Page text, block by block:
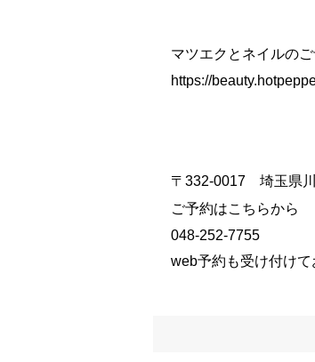
マツエクとネイルの
https://
〒332-0017 埼玉県
ご予約はこちらから
048-252-7755
web予約も受け付け